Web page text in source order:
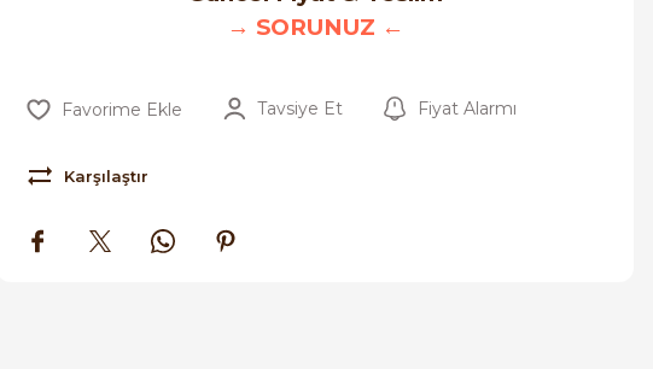
→ SORUNUZ ←
Tavsiye Et Fiyat Alarmı
Karşılaştır